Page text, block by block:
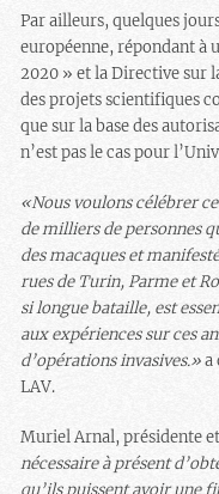
Par ailleurs, quelques
européenne, répondant à
2020 » et la Directive sur
des projets scientifiques
que sur la base des
n’est pas le cas pour
«Nous voulons célébrer
de milliers de personnes
des macaques et
rues de Turin, Parme et
si longue bataille, est
aux expériences sur ces
d’opérations invasives.»a
LAV.
Muriel Arnal, présidente
nécessaire à présent